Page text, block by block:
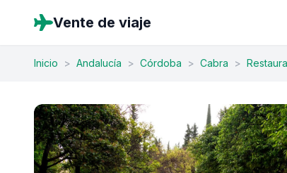
Vente de viaje
Inicio > Andalucía > Córdoba > Cabra >